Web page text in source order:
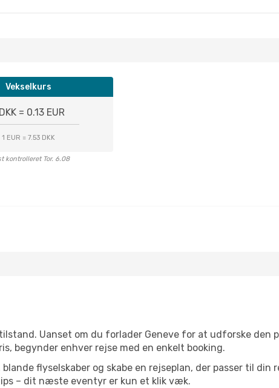
Vekselkurs
= 0.13 EUR
1 EUR = 7.53 DKK
kontrolleret Tor. 6.08
Uanset om du forlader Geneve for at udforske den
begynder enhver rejse med en enkelt booking.
flyselskaber og skabe en rejseplan, der passer til din
– dit næste eventyr er kun et klik væk.